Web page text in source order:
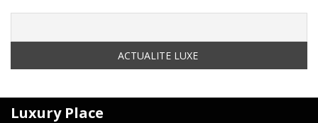
Luxury Place